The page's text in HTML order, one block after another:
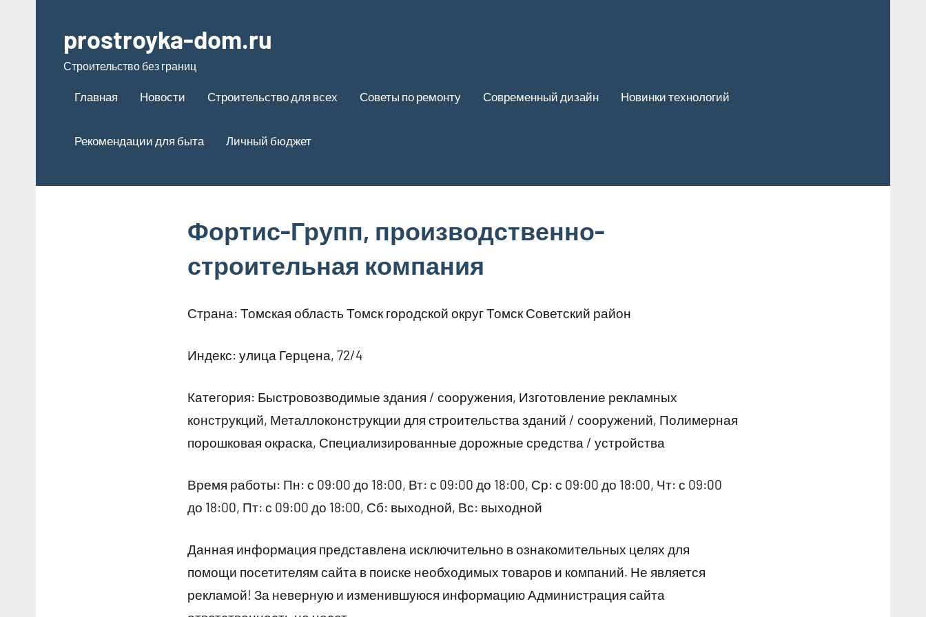
содержимому
prostroyka-dom.ru
Строительство без границ
Главная Новости Строительство для всех Советы по ремонту Современный дизайн Новинки технологий
Рекомендации для быта Личный бюджет
Фортис-Групп, производственно-
строительная компания
Страна: Томская область Томск городской округ Томск Советский район
Индекс: улица Герцена, 72/4
Категория: Быстровозводимые здания / сооружения, Изготовление рекламных
конструкций, Металлоконструкции для строительства зданий / сооружений, Полимерная
порошковая окраска, Специализированные дорожные средства / устройства
Время работы: Пн: с 09:00 до 18:00, Вт: с 09:00 до 18:00, Ср: с 09:00 до 18:00, Чт: с 09:00
до 18:00, Пт: с 09:00 до 18:00, Сб: выходной, Вс: выходной
Данная информация представлена исключительно в ознакомительных целях для
помощи посетителям сайта в поиске необходимых товаров и компаний. Не является
рекламой! За неверную и изменившуюся информацию Администрация сайта